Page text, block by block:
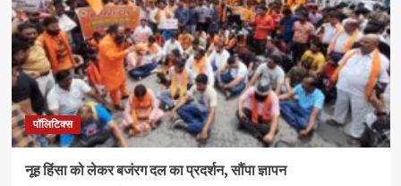
पार्टी
कार्यकर्ताओं
ने
की
बैठक
पॉलिटिक्स
नूह हिंसा को लेकर बजंरग दल का प्रदर्शन, सौंपा ज्ञापन